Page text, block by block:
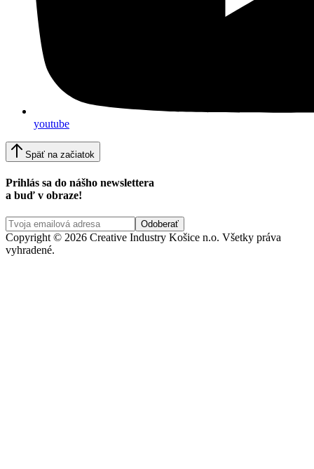
youtube
Späť na začiatok
Prihlás sa do nášho newslettera
a buď v obraze!
Copyright © 2026 Creative Industry Košice n.o. Všetky práva
vyhradené.